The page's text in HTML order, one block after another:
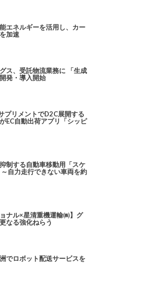
エネルギーを活用し、カー
加速
ス、受託物流業務に 「生成
発・導入開始
プリメントでD2C展開する
EC自動出荷アプリ「シッピ
制する自動車移動用「スケ
自力走行できない車両を約
ナル×星清重機運輸㈱】グ
なる強化ねらう
でロボット配送サービスを